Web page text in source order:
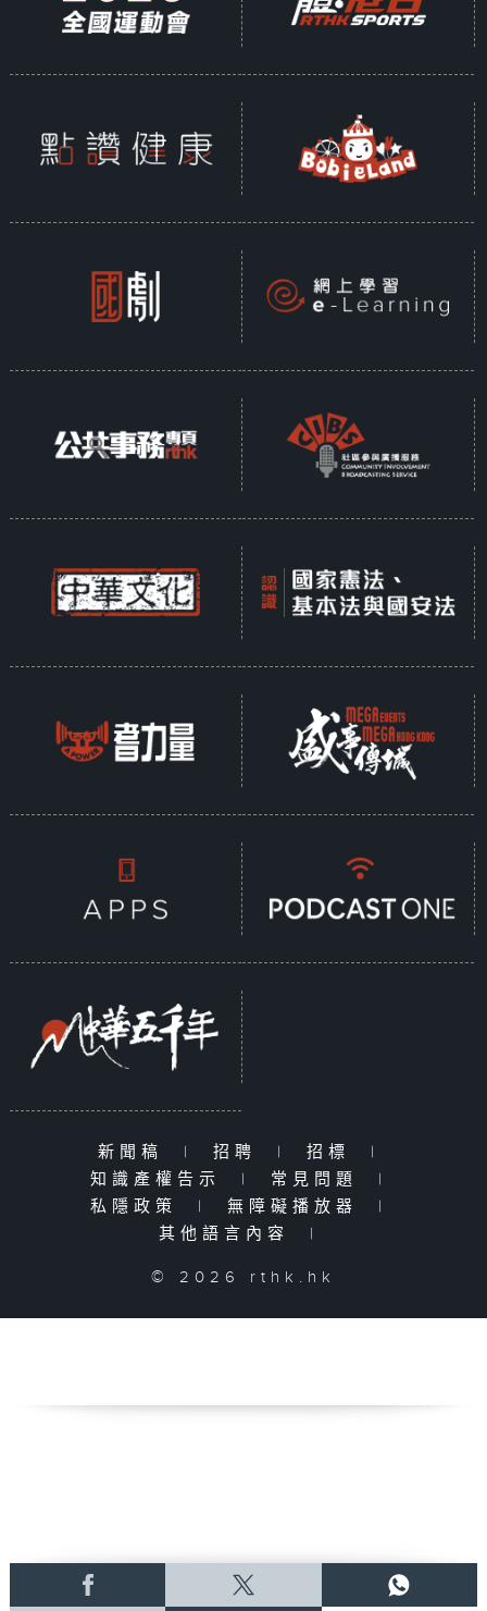
新聞稿 | 招聘 | 招標
|
知識產權告示
| 常見問題
|
私隱政策
| 無障礙播放器
|
其他語言內容
|
© 2026 rthk.hk